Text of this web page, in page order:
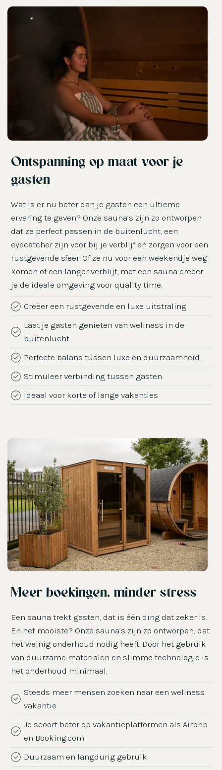
Ontspanning op maat voor je
gasten
Wat is er nu beter dan je gasten een ultieme
ervaring te geven? Onze sauna’s zijn zo ontworpen
dat ze perfect passen in de buitenlucht, een
eyecatcher zijn voor bij je verblijf en zorgen voor een
rustgevende sfeer. Of ze nu voor een weekendje weg
komen of een langer verblijf, met een sauna creëer
je de ideale omgeving voor quality time.
Creëer een rustgevende en luxe uitstraling
Laat je gasten genieten van wellness in de
buitenlucht
Perfecte balans tussen luxe en duurzaamheid
Stimuleer verbinding tussen gasten
Ideaal voor korte of lange vakanties
Meer boekingen, minder stress
Een sauna trekt gasten, dat is één ding dat zeker is.
En het mooiste? Onze sauna’s zijn zo ontworpen, dat
het weinig onderhoud nodig heeft. Door het gebruik
van duurzame materialen en slimme technologie is
het onderhoud minimaal.
Steeds meer mensen zoeken naar een wellness
vakantie
Je scoort beter op vakantieplatformen als Airbnb
en Booking.com
Duurzaam en langdurig gebruik